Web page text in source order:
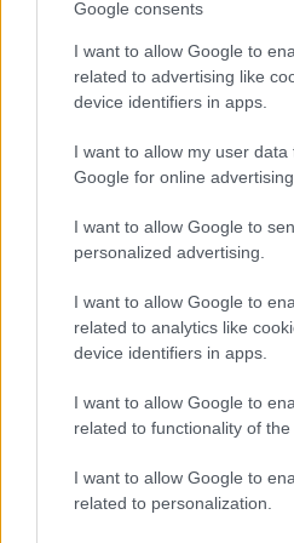
Google consents
I want to allow Google to
related to advertising like
device identifiers in apps.
I want to allow my user data
Google for online
I want to allow Google to
personalized advertising.
I want to allow Google to
related to analytics like
device identifiers in apps.
I want to allow Google to
related to functionality of the
I want to allow Google to
related to personalization.
un anno ormai di come
autoritaria intrapresa dal
Famoso in particolare il
Columbia, non sono pochi
manifestato fastidio per
mascherine, sottolineando
promesso un ritorno alla
Ritorno che ovviamente non
Non è un caso dunque che
percorse dai camionisti
ammassate parecchie